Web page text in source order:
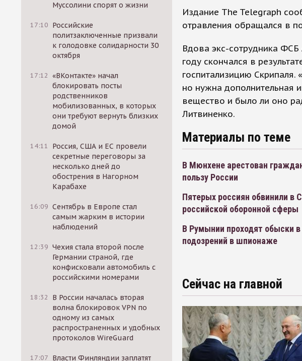
Муссолини спорят о жизни
17:10 Российские
политзаключенные призвали
к голодовке солидарности 30
октября
17:12 «ВКонтакте» начал
блокировать посты
родственников
мобилизованных, в которых
они требуют вернуть близких
домой
14:11
Россия, США и ЕС провели
секретные переговоры за
несколько дней до
обострения в Нагорном
Карабахе
16:09 Сентябрь в Европе стал
самым жарким в истории
наблюдений
12:39 Чехия стала второй после
Германии страной, где
конфисковали автомобиль с
российскими номерами
18:32
В России началась вторая
волна блокировок VPN по
одному из самых
распространенных и удобных
протоколов WireGuard
17:07 Власти Финляндии заплатят
Издание The Telegraph
отравления обращался в
Вдова экс-сотрудника
году скончался в
госпитализицию
но нужна дополнительная
вещество и было ли оно
Литвиненко.
Материалы по теме
В Мюнхене арестован
пользу России
Пятерых россиян обвинили в
российской оборонной сферы
В Румынии проходят обыски
подозрений в шпионаже
Сейчас на главной